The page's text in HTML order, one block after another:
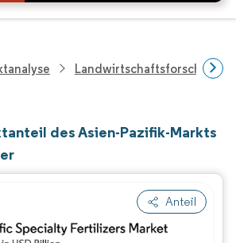
Landwirtschaftsforschung
des Asien-Pazifik-Markts
Anteil